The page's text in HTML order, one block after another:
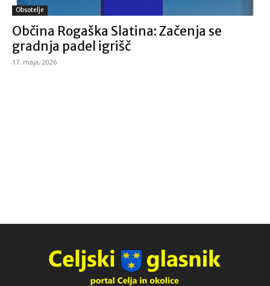
Obsotelje
Občina Rogaška Slatina: Začenja se
gradnja padel igrišč
17. maja, 2026